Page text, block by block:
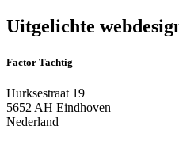
Uitgelichte
Factor Tachtig
Hurksestraat 19
5652 AH Eindhoven
Nederland